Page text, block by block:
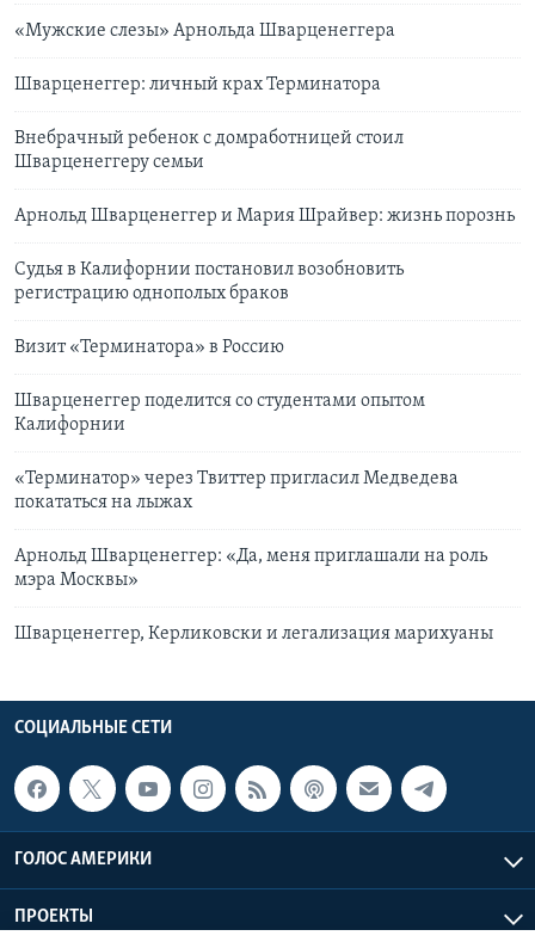
«Мужские слезы» Арнольда Шварценеггера
Шварценеггер: личный крах Терминатора
Внебрачный ребенок с домработницей стоил
Шварценеггеру семьи
Арнольд Шварценеггер и Мария Шрайвер: жизнь порознь
Судья в Калифорнии постановил возобновить
регистрацию однополых браков
Визит «Терминатора» в Россию
Шварценеггер поделится со студентами опытом
Калифорнии
«Терминатор» через Твиттер пригласил Медведева
покататься на лыжах
Арнольд Шварценеггер: «Да, меня приглашали на роль
мэра Москвы»
Шварценеггер, Керликовски и легализация марихуаны
СОЦИАЛЬНЫЕ СЕТИ
ГОЛОС АМЕРИКИ
ПРОЕКТЫ